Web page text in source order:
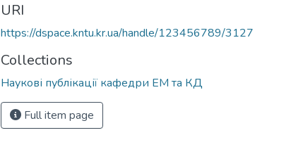
URI
https://dspace.kntu.kr.ua/handle/123456789/3127
Collections
Наукові публікації кафедри ЕМ та КД
Full item page